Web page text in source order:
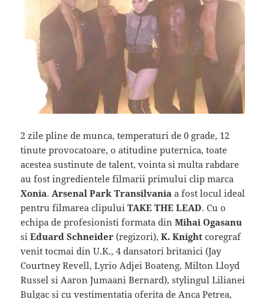
2 zile pline de munca, temperaturi de 0 grade, 12
tinute provocatoare, o atitudine puternica, toate
acestea sustinute de talent, vointa si multa rabdare
au fost ingredientele filmarii primului clip marca
Xonia.Arsenal Park Transilvania a fost locul ideal
pentru filmarea clipuluiTAKE THE LEAD. Cu o
echipa de profesionisti formata dinMihai Ogasanu
siEduard Schneider (regizori),K. Knightcoregraf
venit tocmai din U.K., 4 dansatori britanici (Jay
Courtney Revell, Lyrio Adjei Boateng, Milton Lloyd
Russel si Aaron Jumaani Bernard), stylingul Lilianei
Bulgac si cu vestimentatia oferita de Anca Petrea,